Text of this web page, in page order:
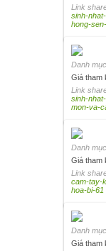
Link
sinh-
hong-
Danh
Giá tham
Link
sinh-
mon-va-
Danh
Giá tham
Link
cam-tay-
hoa-bi-61
Danh
Giá tham